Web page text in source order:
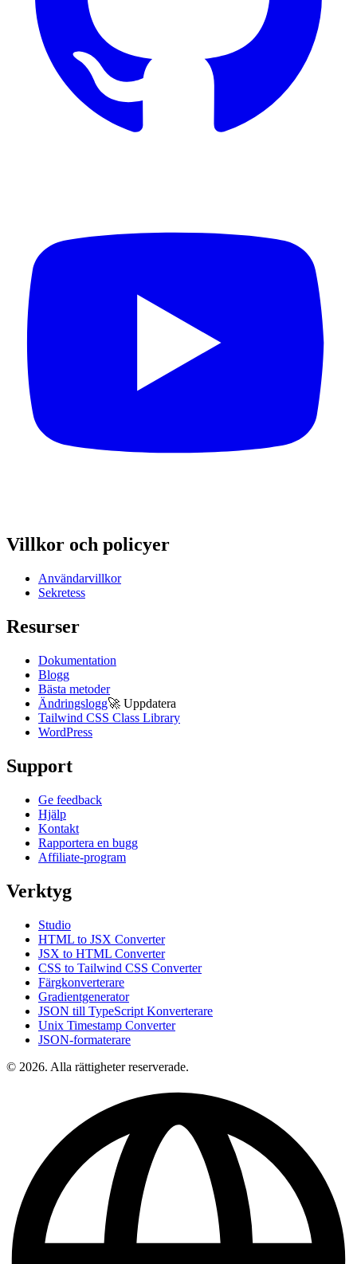
Villkor och policyer
Användarvillkor
Sekretess
Resurser
Dokumentation
Blogg
Bästa metoder
Ändringslogg🚀 Uppdatera
Tailwind CSS Class Library
WordPress
Support
Ge feedback
Hjälp
Kontakt
Rapportera en bugg
Affiliate-program
Verktyg
Studio
HTML to JSX Converter
JSX to HTML Converter
CSS to Tailwind CSS Converter
Färgkonverterare
Gradientgenerator
JSON till TypeScript Konverterare
Unix Timestamp Converter
JSON-formaterare
© 2026. Alla rättigheter reserverade.